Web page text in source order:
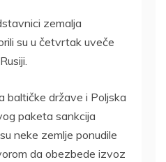
zemalja
su u četvrtak uveče
baltičke države i Poljska
paketa sankcija
neke zemlje ponudile
da obezbede izvoz